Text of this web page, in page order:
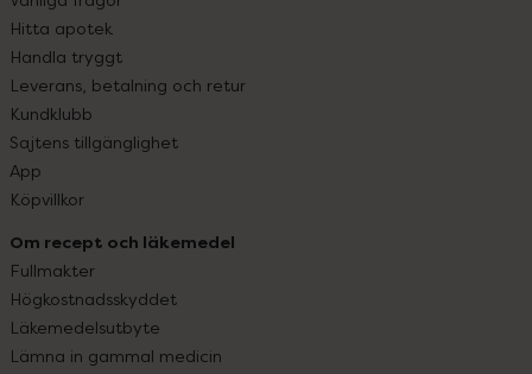
Hitta apotek
Handla tryggt
Leverans, betalning och retur
Kundklubb
Sajtens tillgänglighet
App
Köpvillkor
Om recept och läkemedel
Fullmakter
Högkostnadsskyddet
Läkemedelsutbyte
Lämna in gammal medicin